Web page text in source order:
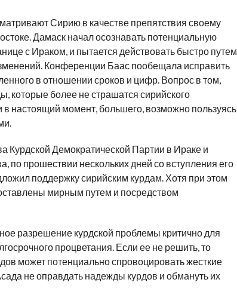
Сирию в качестве препятствия своему
Дамаск начал осознавать потенциальную
с Ираком, и пытается действовать быстро путем
Конференции Баас пообещала исправить
в отношении сроков и цифр. Вопрос в том,
которые более не страшатся сирийского
в настоящий момент, большего, возможно пользуясь
Курдской Демократической Партии в Ираке и
по прошествии нескольких дней со вступления его
поддержку сирийским курдам. Хотя при этом
мирным путем и посредством
разрешение курдской проблемы критично для
процветания. Если ее не решить, то
может потенциально спровоцировать жесткие
не оправдать надежды курдов и обмануть их